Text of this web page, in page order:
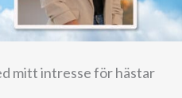
mitt intresse för hästar